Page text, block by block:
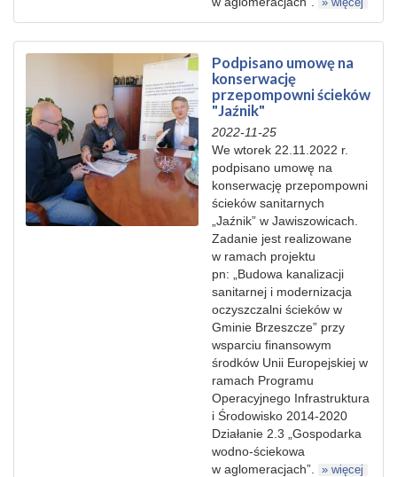
Podpisano umowę na
konserwację
przepompowni ścieków
"Jaźnik"
2022-11-25
We wtorek 22.11.2022 r.
podpisano umowę na
konserwację przepompowni
ścieków sanitarnych
„Jaźnik” w Jawiszowicach.
Zadanie jest realizowane
w ramach projektu
pn: „Budowa kanalizacji
sanitarnej i modernizacja
oczyszczalni ścieków w
Gminie Brzeszcze” przy
wsparciu finansowym
środków Unii Europejskiej w
ramach Programu
Operacyjnego Infrastruktura
i Środowisko 2014-2020
Działanie 2.3 „Gospodarka
wodno-ściekowa
w aglomeracjach”.
» więcej